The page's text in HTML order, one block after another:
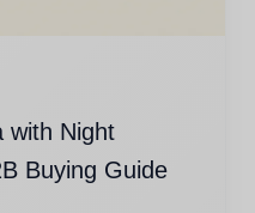
with Night
Buying Guide